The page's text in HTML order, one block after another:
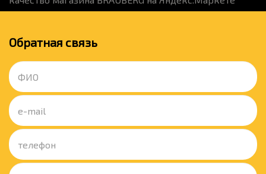
Обратная связь